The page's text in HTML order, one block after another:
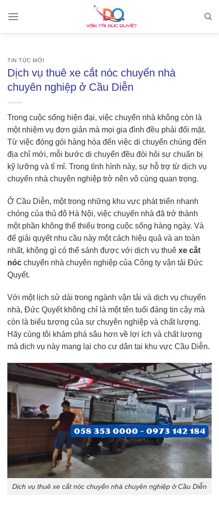
TIN TỨC MỚI
Dịch vụ thuê xe cắt nóc chuyển nhà
chuyên nghiệp ở Cầu Diễn
Trong cuộc sống hiện đại, việc chuyển nhà không còn là
một nhiệm vụ đơn giản mà mọi gia đình đều phải đối mặt.
Từ việc đóng gói hàng hóa đến việc di chuyển chúng đến
địa chỉ mới, mỗi bước di chuyển đều đòi hỏi sự chuẩn bị
kỹ lưỡng và tỉ mỉ. Trong tình hình này, sự hỗ trợ từ dịch vụ
chuyển nhà chuyên nghiệp trở nên vô cùng quan trọng.
Ở Cầu Diễn, một trong những khu vực phát triển nhanh
chóng của thủ đô Hà Nội, việc chuyển nhà đã trở thành
một phần không thể thiếu trong cuộc sống hàng ngày. Và
để giải quyết nhu cầu này một cách hiệu quả và an toàn
nhất, không gì có thể sánh được với dịch vụ thuê xe cắt
nóc chuyển nhà chuyên nghiệp của Công ty vận tải Đức
Quyết.
Với một lịch sử dài trong ngành vận tải và dịch vụ chuyển
nhà, Đức Quyết không chỉ là một tên tuổi đáng tin cậy mà
còn là biểu tượng của sự chuyên nghiệp và chất lượng.
Hãy cùng tôi khám phá sâu hơn về lợi ích và chất lượng
mà dịch vụ này mang lại cho cư dân tại khu vực Cầu Diễn.
Dịch vụ thuê xe cắt nóc chuyển nhà chuyên nghiệp ở Cầu Diễn